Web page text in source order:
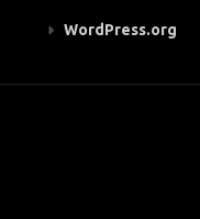
WordPress.org